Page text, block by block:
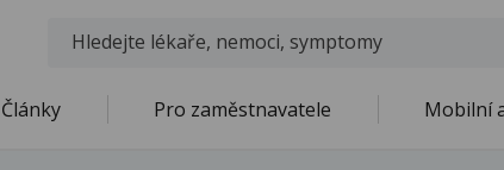
Články Pro zaměstnavatele Mobilní